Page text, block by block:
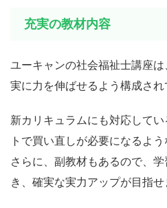
充実の教材内容
ユーキャンの社会福祉士講座
実に力を伸ばせるよう構成され
新カリキュラムにも対応して
トで買い直しが必要になるよう
さらに、副教材もあるので、
き、確実な実力アップが目指せ